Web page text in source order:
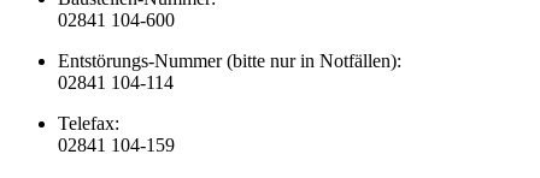
02841 104-600
Entstörungs-Nummer (bitte nur in Notfällen):
02841 104-114
Telefax:
02841 104-159